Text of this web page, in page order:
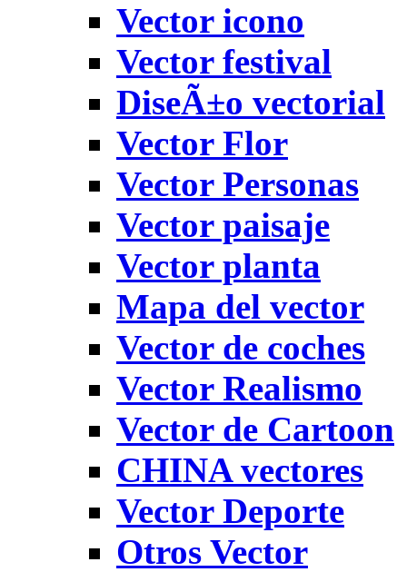
Vector icono
Vector festival
DiseÃ±o vectorial
Vector Flor
Vector Personas
Vector paisaje
Vector planta
Mapa del vector
Vector de coches
Vector Realismo
Vector de Cartoon
CHINA vectores
Vector Deporte
Otros Vector